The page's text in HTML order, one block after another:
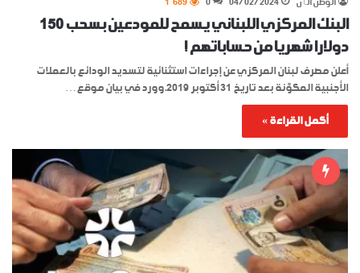
الوطن الٱن 04/02/2024
0 1٬689
البنك المركزي اللبناني يسمح للمودعين بسحب 150
دولارا شهريا من حساباتهم !
أعلن مصرف لبنان المركزي عن إجراءات استثنائية لتسديد الودائع بالعملات
الأجنبية المكوَّنة بعد تاريخ 31 أكتوبر 2019.وورد في بيان موقع…
أكمل القراءة »